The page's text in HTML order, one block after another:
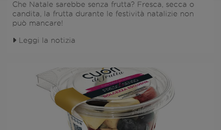
Che Natale sarebbe senza frutta? Fresca, secca o
candita, la frutta durante le festività natalizie non
può mancare!
Leggi la notizia